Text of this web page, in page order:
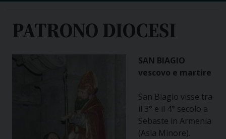
PATRONO DIOCESI
SAN BIAGIO
vescovo e martire
San Biagio visse tra
il 3° e il 4° secolo a
Sebaste in Armenia
(Asia Minore).